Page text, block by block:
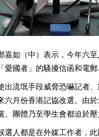
如（中）表示，今年六
國者」的騷擾信函和電郵
流氓手段威脅恐嚇記者
月份香港記協改選。由
團體乃至學生會都迫於壓
人都是在外媒工作者，